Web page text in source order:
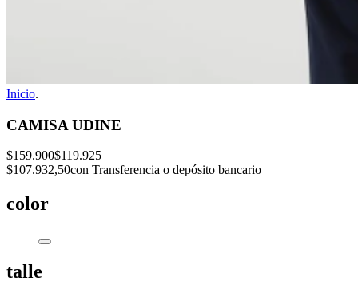
Inicio.
CAMISA UDINE
$159.900$119.925
$107.932,50con Transferencia o depósito bancario
color
talle